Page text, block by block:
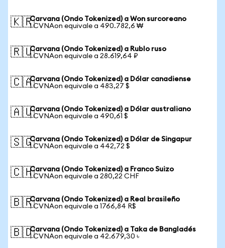
🇰🇷Carvana (Ondo Tokenized) a Won surcoreano
1 CVNAon equivale a 490.782,6 ₩
🇷🇺Carvana (Ondo Tokenized) a Rublo ruso
1 CVNAon equivale a 28.619,64 ₽
🇨🇦Carvana (Ondo Tokenized) a Dólar canadiense
1 CVNAon equivale a 483,27 $
🇦🇺Carvana (Ondo Tokenized) a Dólar australiano
1 CVNAon equivale a 490,61 $
🇸🇬Carvana (Ondo Tokenized) a Dólar de Singapur
1 CVNAon equivale a 442,72 $
🇨🇭Carvana (Ondo Tokenized) a Franco Suizo
1 CVNAon equivale a 280,22 CHF
🇧🇷Carvana (Ondo Tokenized) a Real brasileño
1 CVNAon equivale a 1766,84 R$
🇧🇩Carvana (Ondo Tokenized) a Taka de Bangladés
1 CVNAon equivale a 42.679,30 ৳